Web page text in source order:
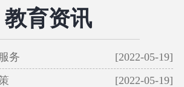
教育资讯
务
[2022-05-19]
[2022-05-19]